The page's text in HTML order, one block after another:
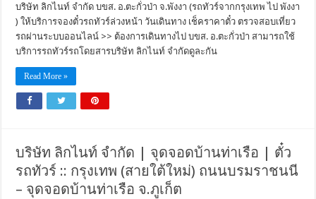
บริษัท ลิกไนท์ จำกัด บขส. อ.ตะกั่วป่า จ.พังงา (รถทัวร์จากกรุงเทพ ไป พังงา
) ให้บริการจองตั๋วรถทัวร์ล่วงหน้า วันเดินทาง เช็คราคาตั๋ว ตรวจสอบเที่ยว
รถผ่านระบบออนไลน์ >> ต้องการเดินทางไป บขส. อ.ตะกั่วป่า สามารถใช้
บริการรถทัวร์รถโดยสารบริษัท ลิกไนท์ จำกัดดูละกัน
Read More »
บริษัท ลิกไนท์ จำกัด | จุดจอดบ้านท่าเรือ | ตั๋ว
รถทัวร์ :: กรุงเทพ (สายใต้ใหม่) ถนนบรมราชนนี
– จุดจอดบ้านท่าเรือ จ.ภูเก็ต